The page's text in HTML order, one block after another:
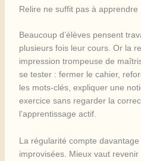
Relire ne suffit pas à apprendre
Beaucoup d’élèves pensent
plusieurs fois leur cours. Or la
impression trompeuse de
se tester : fermer le cahier,
les mots-clés, expliquer une
exercice sans regarder la
l’apprentissage actif.
La régularité compte
improvisées. Mieux vaut